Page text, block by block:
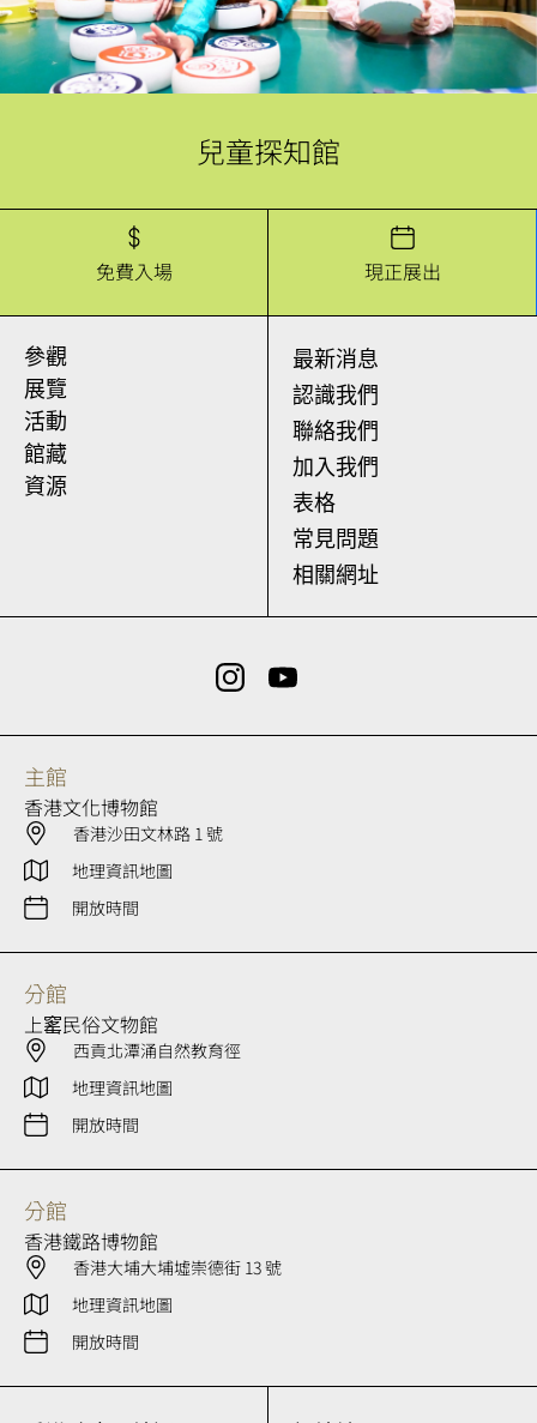
兒童探知館
免費入場 現正展出
參觀
展覽
活動
館藏
資源
最新消息
認識我們
聯絡我們
加入我們
表格
常見問題
相關網址
主館
香港文化博物館
香港沙田文林路 1 號
地理資訊地圖
開放時間
分館
上窰民俗文物館
西貢北潭涌自然教育徑
地理資訊地圖
開放時間
分館
香港鐵路博物館
香港大埔大埔墟崇德街 13 號
地理資訊地圖
開放時間